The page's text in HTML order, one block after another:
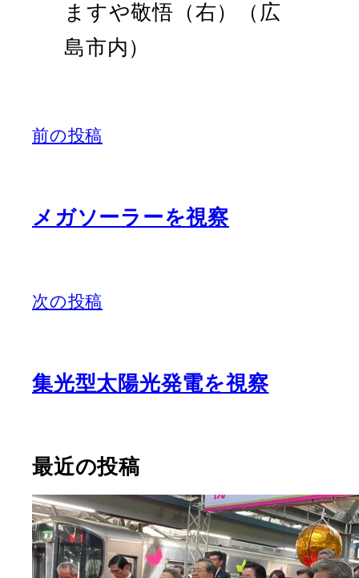
ますや敬悟（右）（広
島市内）
前の投稿
メガソーラーを視察
次の投稿
集光型太陽光発電を視察
最近の投稿